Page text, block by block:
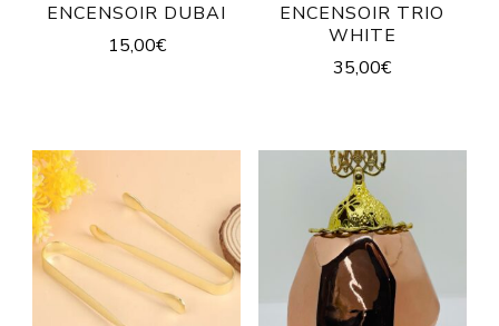
ENCENSOIR DUBAI
15,00€
ENCENSOIR TRIO
WHITE
35,00€